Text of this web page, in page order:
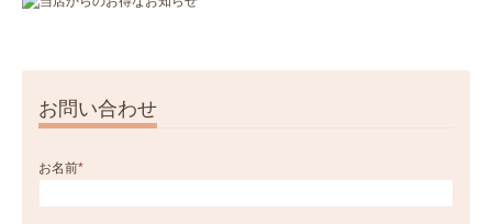
お問い合わせ
お名前*